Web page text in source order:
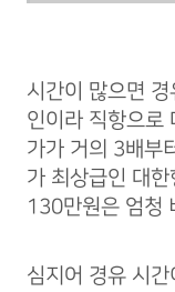
시간이 많으면
인이라 직항으로
가가 거의 3배부
가 최상급인 대
130만원은 엄청
심지어 경유 시